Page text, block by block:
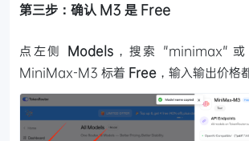
第三步：确认 M3 是 Free
点左侧 Models，搜索 "minimax"
MiniMax-M3 标着 Free ，输入输出价格